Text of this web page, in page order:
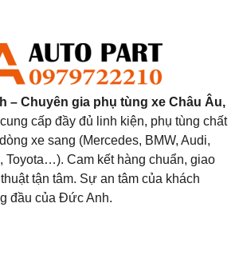
– Chuyên gia phụ tùng xe Châu Âu,
cấp đầy đủ linh kiện, phụ tùng chất
xe sang (Mercedes, BMW, Audi,
Toyota…). Cam kết hàng chuẩn, giao
tận tâm. Sự an tâm của khách
đầu của Đức Anh.